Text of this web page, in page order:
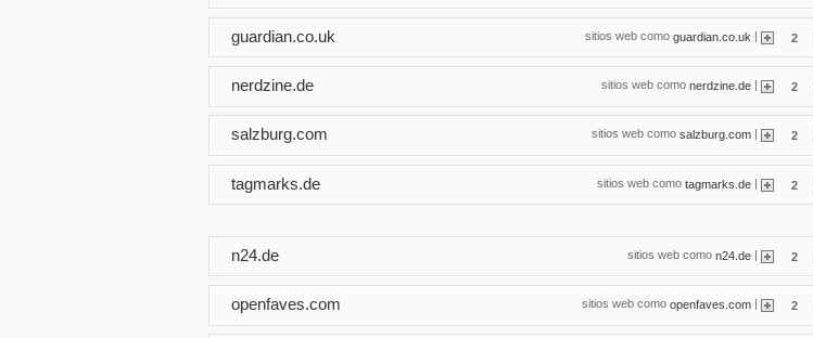
sitios web como guardian.co.uk | 2
guardian.co.uk
sitios web como nerdzine.de 2
nerdzine.de
sitios web como salzburg.com 2
salzburg.com
sitios web como tagmarks.de | 2
tagmarks.de
sitios web como n24.de | 2
n24.de
sitios web como openfaves.com | 2
openfaves.com